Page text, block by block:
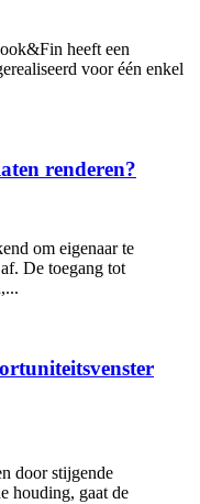
heeft een
voor één enkel
renderen?
om eigenaar te
De toegang tot
door stijgende
houding, gaat de